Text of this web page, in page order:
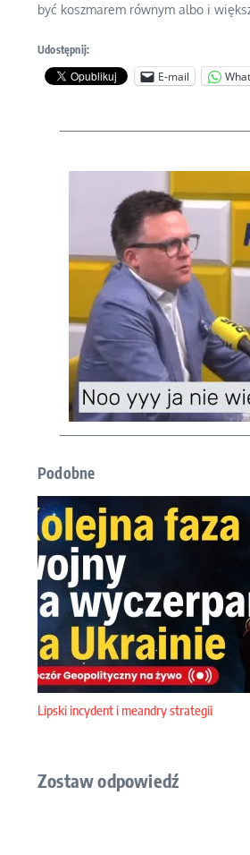
być koszmarem równym albo i
Udostępnij:
E-mail
Podobne
Lipski incydent i meandry strategii
Zostaw odpowiedź